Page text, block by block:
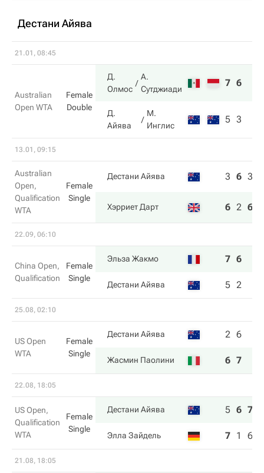
Дестани Айява
21.01, 08:45
Australian
Open WTA
Female
Double
Д.
Олмос
А.
Сутджиади
7 6
Д.
Айява
М.
Инглис
5 3
13.01, 09:15
Australian
Open,
Qualification
WTA
Female
Single
Дестани Айява 3 6 3
Хэрриет Дарт 6 2 6
22.09, 06:10
China Open,
Qualification
Female
Single
Эльза Жакмо 7 6
Дестани Айява 5 2
25.08, 02:10
US Open
WTA
Female
Single
Дестани Айява 2 6
Жасмин Паолини 6 7
22.08, 18:05
US Open,
Qualification
WTA
Female
Single
Дестани Айява 5 6 7
Элла Зайдель 7 1 6
21.08, 18:05